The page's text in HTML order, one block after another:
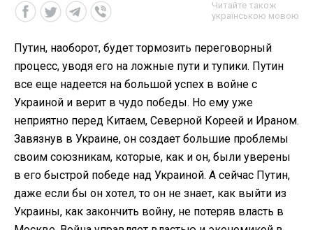
Читайте також
українською мовою
Путин, наоборот, будет тормозить переговорный
процесс, уводя его на ложные пути и тупики. Путин
все еще надеется на большой успех в войне с
Украиной и верит в чудо победы. Но ему уже
неприятно перед Китаем, Северной Кореей и Ираном.
Завязнув в Украине, он создает большие проблемы
своим союзникам, которые, как и он, были уверены
в его быстрой победе над Украиной. А сейчас Путин,
даже если бы он хотел, то он не знает, как выйти из
Украины, как закончить войну, не потеряв власть в